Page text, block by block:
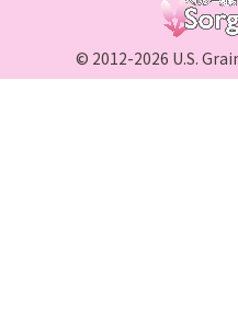
© 2012-2026 U.S.